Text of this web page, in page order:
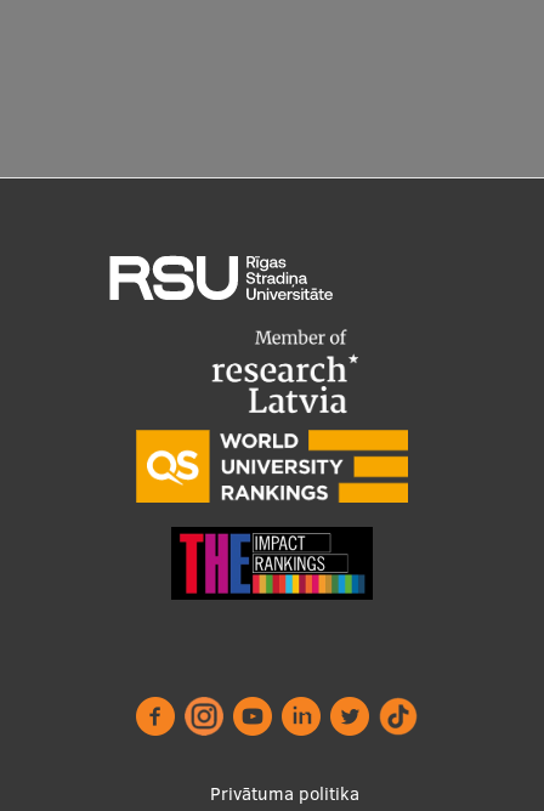
Privātuma politika